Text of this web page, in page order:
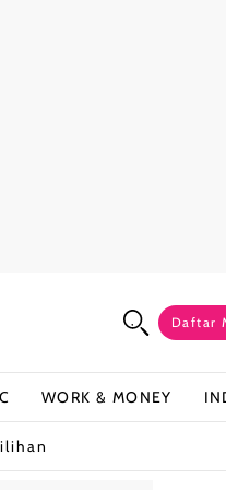
Daftar
WORK & MONEY